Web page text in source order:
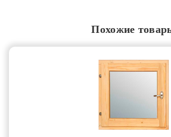
Похожие